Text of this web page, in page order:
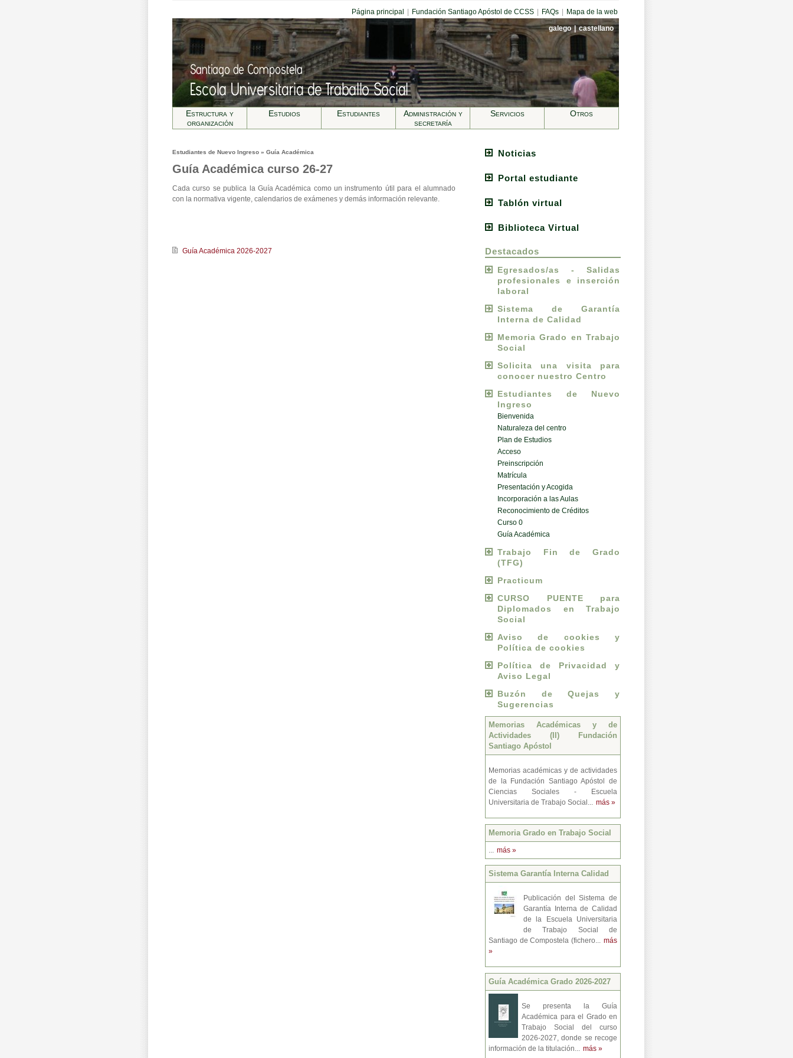
Página principal Fundación Santiago Apóstol de CCSS FAQs
Mapa de la web
galego|castellano
Estructura y
organización
Estudios Estudiantes
Administración y
secretarí­a
Servicios Otros
Estudiantes de Nuevo Ingreso » Guía Académica
Guía Académica curso 26-27
Cada curso se publica la Guía Académica como un instrumento útil para el alumnado
con la normativa vigente, calendarios de exámenes y demás información relevante.
Guía Académica 2026-2027
Noticias
Portal estudiante
Tablón virtual
Biblioteca Virtual
Destacados
Egresados/as - Salidas
profesionales e inserción
laboral
Sistema de Garantía
Interna de Calidad
Memoria Grado en Trabajo
Social
Solicita una visita para
conocer nuestro Centro
Estudiantes de Nuevo
Ingreso
Bienvenida
Naturaleza del centro
Plan de Estudios
Acceso
Preinscripción
Matrícula
Presentación y Acogida
Incorporación a las Aulas
Reconocimiento de Créditos
Curso 0
Guía Académica
Trabajo Fin de Grado
(TFG)
Practicum
CURSO PUENTE para
Diplomados en Trabajo
Social
Aviso de cookies y
Política de cookies
Política de Privacidad y
Aviso Legal
Buzón de Quejas y
Sugerencias
Memorias Académicas y de
Actividades (II) Fundación
Santiago Apóstol
Memorias académicas y de actividades
de la Fundación Santiago Apóstol de
Ciencias Sociales - Escuela
Universitaria de Trabajo Social... más »
Memoria Grado en Trabajo Social
... más »
Sistema Garantía Interna Calidad
Publicación del Sistema de
Garantía Interna de Calidad
de la Escuela Universitaria
de Trabajo Social de
Santiago de Compostela (fichero... más
»
Guí­a Académica Grado 2026-2027
Se presenta la Guía
Académica para el Grado en
Trabajo Social del curso
2026-2027, donde se recoge
información de la titulación... más »